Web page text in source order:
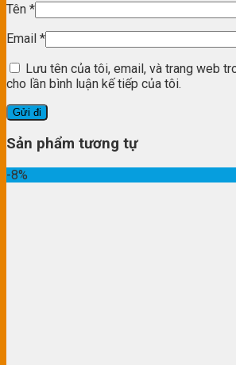
Tên *
Email *
Lưu tên của tôi, email, và trang web
cho lần bình luận kế tiếp của tôi.
Sản phẩm tương tự
-8%